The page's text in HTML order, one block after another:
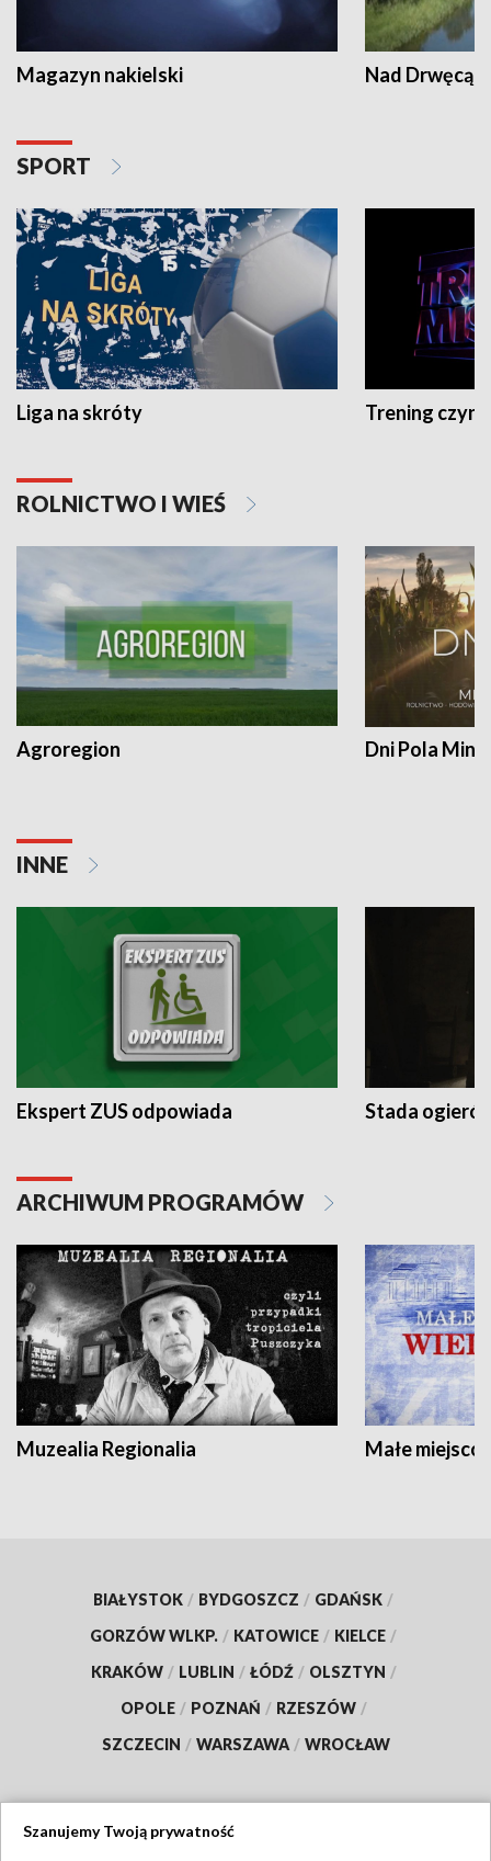
Magazyn nakielski Nad Drwęcą
SPORT
Liga na skróty Trening czyni
ROLNICTWO I WIEŚ
Agroregion Dni Pola
INNE
Ekspert ZUS odpowiada Stada
ARCHIWUM PROGRAMÓW
Muzealia Regionalia Małe
BIAŁYSTOK / BYDGOSZCZ / GDAŃSK /
GORZÓW WLKP. / KATOWICE / KIELCE /
KRAKÓW / LUBLIN / ŁÓDŹ / OLSZTYN /
OPOLE / POZNAŃ / RZESZÓW /
SZCZECIN / WARSZAWA / WROCŁAW
Szanujemy Twoją prywatność